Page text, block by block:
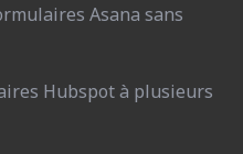
Asana sans
Hubspot à plusieurs